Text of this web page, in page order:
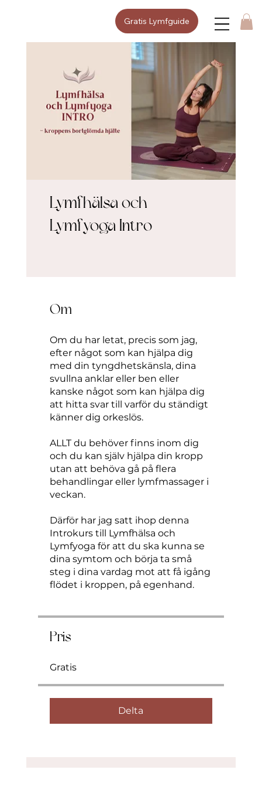
Gratis Lymfguide
Lymfhälsa och
Lymfyoga Intro
Om
Om du har letat, precis som jag,
efter något som kan hjälpa dig
med din tyngdhetskänsla, dina
svullna anklar eller ben eller
kanske något som kan hjälpa dig
att hitta svar till varför du ständigt
känner dig orkeslös.
ALLT du behöver finns inom dig
och du kan själv hjälpa din kropp
utan att behöva gå på flera
behandlingar eller lymfmassager i
veckan.
Därför har jag satt ihop denna
Introkurs till Lymfhälsa och
Lymfyoga för att du ska kunna se
dina symtom och börja ta små
steg i dina vardag mot att få igång
flödet i kroppen, på egenhand.
Pris
Gratis
Delta